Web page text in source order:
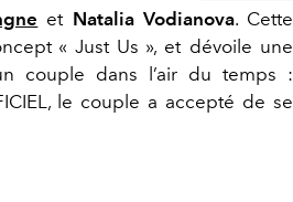
et Natalia Vodianova. Cette
« Just Us », et dévoile une
couple dans l’air du temps :
le couple a accepté de se